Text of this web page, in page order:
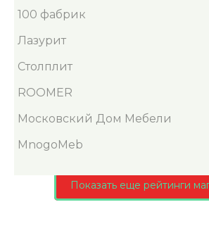
100 фабрик
Лазурит
Столплит
ROOMER
Московский Дом Мебели
MnogoMeb
Показать еще рейтинги